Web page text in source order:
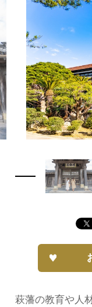
萩藩の教育や人